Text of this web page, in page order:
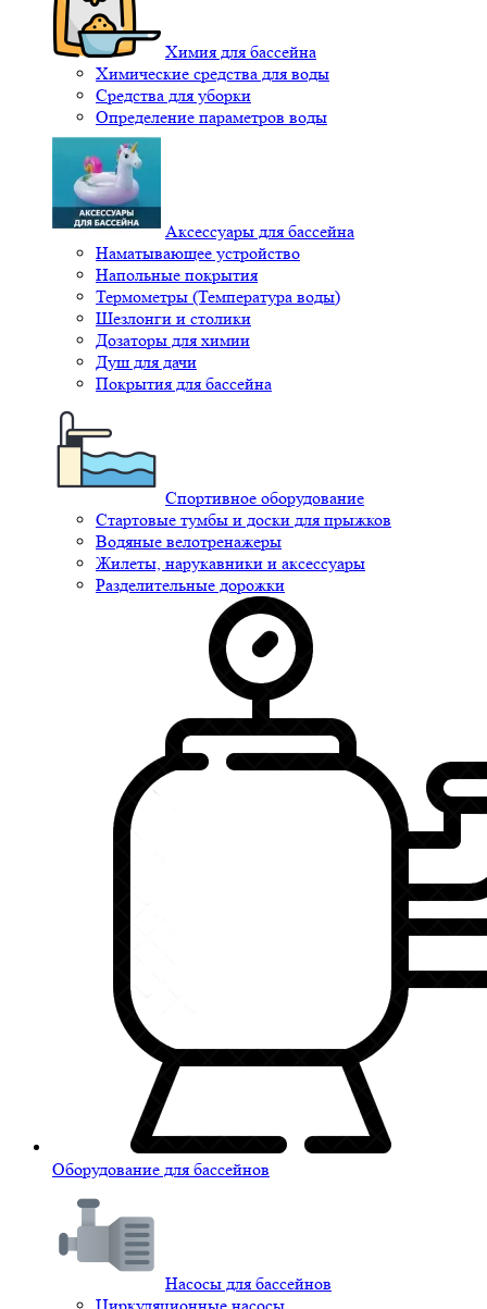
Химия для бассейна
Химические средства для воды
Средства для уборки
Определение параметров воды
Аксессуары для бассейна
Наматывающее устройство
Напольные покрытия
Термометры (Температура воды)
Шезлонги и столики
Дозаторы для химии
Душ для дачи
Покрытия для бассейна
Спортивное оборудование
Стартовые тумбы и доски для прыжков
Водяные велотренажеры
Жилеты, нарукавники и аксессуары
Разделительные дорожки
Оборудование для бассейнов
Насосы для бассейнов